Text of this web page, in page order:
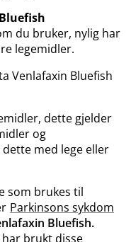
du bruker, nylig har
legemidler.
Venlafaxin Bluefish
dette gjelder
og
med lege eller
som brukes til
Parkinsons sykdom
Bluefish.
brukt disse